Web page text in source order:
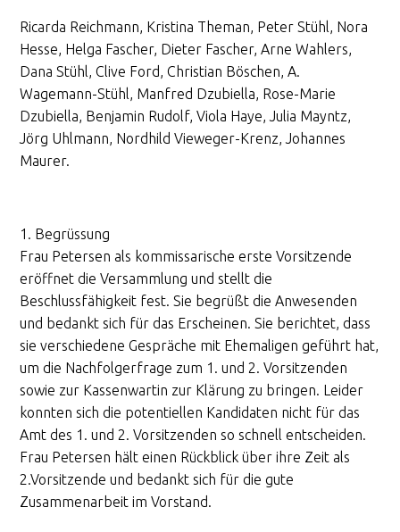
Ricarda Reichmann, Kristina Theman, Peter Stühl, Nora
Hesse, Helga Fascher, Dieter Fascher, Arne Wahlers,
Dana Stühl, Clive Ford, Christian Böschen, A.
Wagemann-Stühl, Manfred Dzubiella, Rose-Marie
Dzubiella, Benjamin Rudolf, Viola Haye, Julia Mayntz,
Jörg Uhlmann, Nordhild Vieweger-Krenz, Johannes
Maurer.
1. Begrüssung
Frau Petersen als kommissarische erste Vorsitzende
eröffnet die Versammlung und stellt die
Beschlussfähigkeit fest. Sie begrüßt die Anwesenden
und bedankt sich für das Erscheinen. Sie berichtet, dass
sie verschiedene Gespräche mit Ehemaligen geführt hat,
um die Nachfolgerfrage zum 1. und 2. Vorsitzenden
sowie zur Kassenwartin zur Klärung zu bringen. Leider
konnten sich die potentiellen Kandidaten nicht für das
Amt des 1. und 2. Vorsitzenden so schnell entscheiden.
Frau Petersen hält einen Rückblick über ihre Zeit als
2.Vorsitzende und bedankt sich für die gute
Zusammenarbeit im Vorstand.